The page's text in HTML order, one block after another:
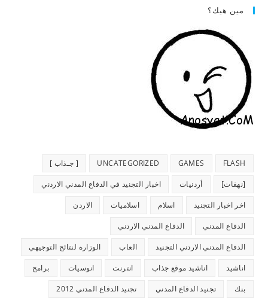
مين هيك؟
FLASH
GAMES
UNCATEGORIZED [ جـذاب ]
[نهفات] أردنيات اخبار التجنيد في الدفاع المدني الاردني
اخر اخبار التجنيد اسلام اسلاميات الاردن
الدفاع المدني الدفاع المدني الاردني
الدفاع المدني الاردني التجنيد العاب الوزاره لنتائج التوجيهي
اناشيد اناشيد موقع جذاب انترنت انوسيات برامج
بنك تجنيد الدفاع المدني تجنيد الدفاع المدني 2012